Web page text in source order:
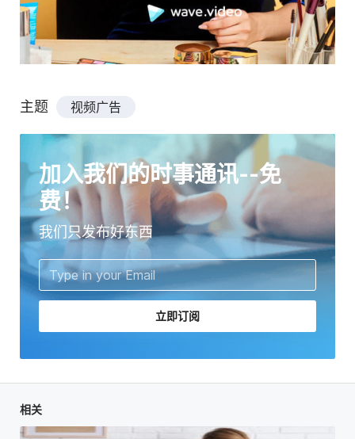
主题 视频广告
加入我们的时事通讯--免
费！
我们只发布好东西
立即订阅
相关